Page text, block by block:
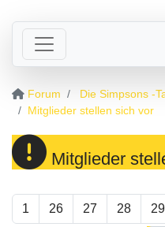
Forum Die Simpsons -
Mitglieder stellen sich vor
Mitglieder
1 26 27 28 29